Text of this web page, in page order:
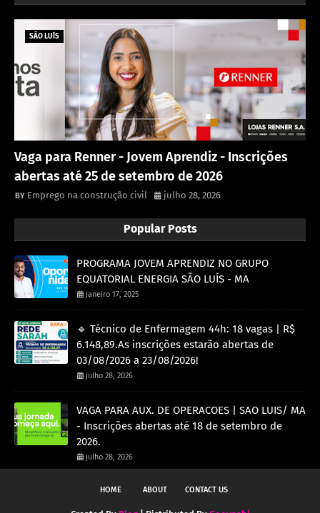
SÃO LUÍS
Vaga para Renner - Jovem Aprendiz - Inscrições
abertas até 25 de setembro de 2026
Emprego na construção civil julho 28, 2026
Popular Posts
PROGRAMA JOVEM APRENDIZ NO GRUPO
EQUATORIAL ENERGIA SÃO LUÍS - MA
janeiro 17, 2025
🔹 Técnico de Enfermagem 44h: 18 vagas | R$
6.148,89.As inscrições estarão abertas de
03/08/2026 a 23/08/2026!
julho 28, 2026
VAGA PARA AUX. DE OPERACOES | SAO LUIS/ MA
- Inscrições abertas até 18 de setembro de
2026.
julho 28, 2026
HOME ABOUT CONTACT US